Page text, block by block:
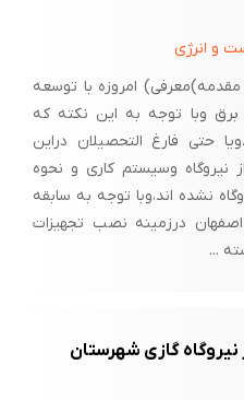
کاملاً تقطیر نماییم. (زیرا اگر آب
توربین را هدر بدهیم مقرون به
و انرژی
امروزه با توسعه
برق وبا توجه به این نکته که
حتی فارغ التحصیلان دراین
نیروگاه وسیستم کاری و نحوه
نشده اند،وبا توجه به سابقه
درزمینه نصب تجهیزات
...
نیروگاه گازی شهرستان